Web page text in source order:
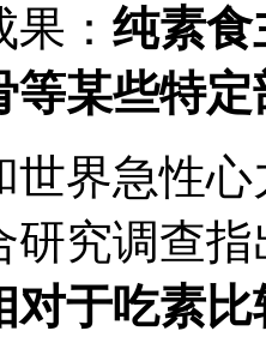
： 纯素食
等某些特
世界急性
研究调查
对于吃素